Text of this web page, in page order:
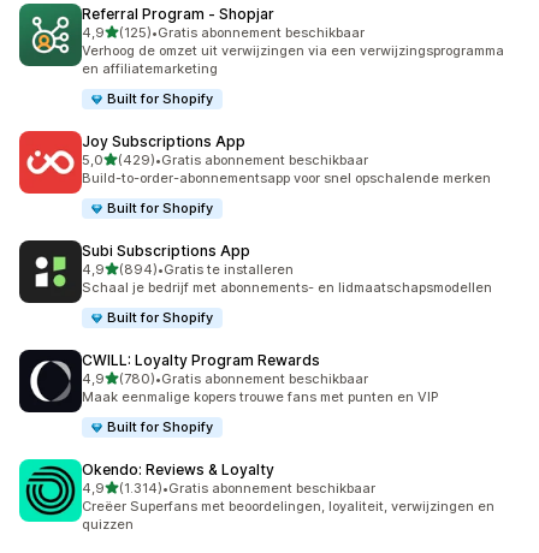
Referral Program ‑ Shopjar
4,9van 5 sterren
(125)
125 recensies in totaal
•Gratis abonnement beschikbaar
Verhoog de omzet uit verwijzingen via een verwijzingsprogramma
en affiliatemarketing
Built for Shopify
Joy Subscriptions App
5,0van 5 sterren
(429)
429 recensies in totaal
•Gratis abonnement beschikbaar
Build-to-order-abonnementsapp voor snel opschalende merken
Built for Shopify
Subi Subscriptions App
4,9van 5 sterren
(894)
894 recensies in totaal
•Gratis te installeren
Schaal je bedrijf met abonnements- en lidmaatschapsmodellen
Built for Shopify
CWILL: Loyalty Program Rewards
4,9van 5 sterren
(780)
780 recensies in totaal
•Gratis abonnement beschikbaar
Maak eenmalige kopers trouwe fans met punten en VIP
Built for Shopify
Okendo: Reviews & Loyalty
4,9van 5 sterren
(1.314)
1314 recensies in totaal
•Gratis abonnement beschikbaar
Creëer Superfans met beoordelingen, loyaliteit, verwijzingen en
quizzen